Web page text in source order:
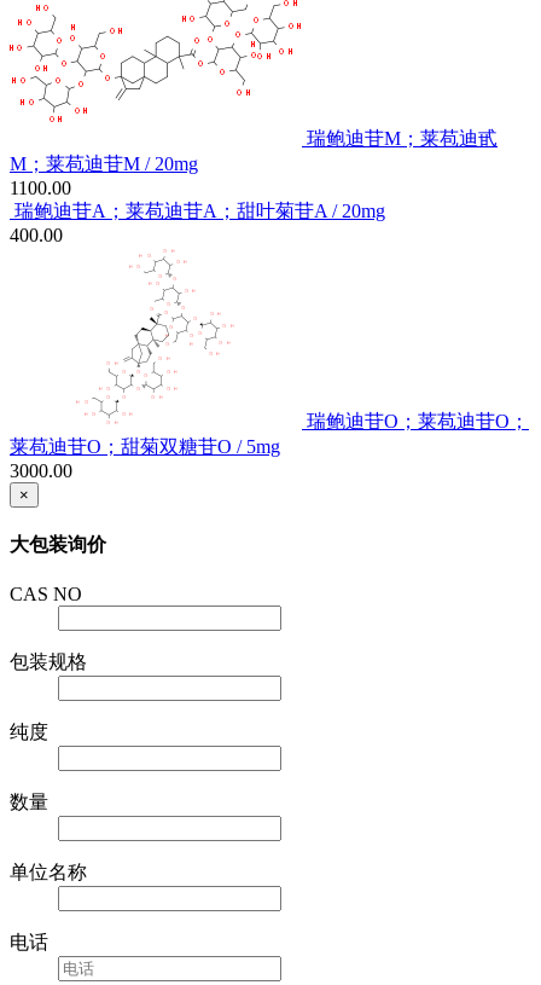
瑞鲍迪苷M；莱苞迪甙
M；莱苞迪苷M / 20mg
1100.00
瑞鲍迪苷A；莱苞迪苷A；甜叶菊苷A / 20mg
400.00
瑞鲍迪苷O；莱苞迪苷O；
莱苞迪苷O；甜菊双糖苷O / 5mg
3000.00
×
大包装询价
CAS NO
包装规格
纯度
数量
单位名称
电话